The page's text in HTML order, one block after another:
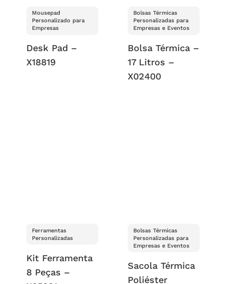
Mousepad
Personalizado para
Empresas
Desk Pad –
X18819
Bolsas Térmicas
Personalizadas para
Empresas e Eventos
Bolsa Térmica –
17 Litros –
X02400
Ferramentas
Personalizadas
Kit Ferramenta
8 Peças –
Bolsas Térmicas
Personalizadas para
Empresas e Eventos
Sacola Térmica
Poliéster